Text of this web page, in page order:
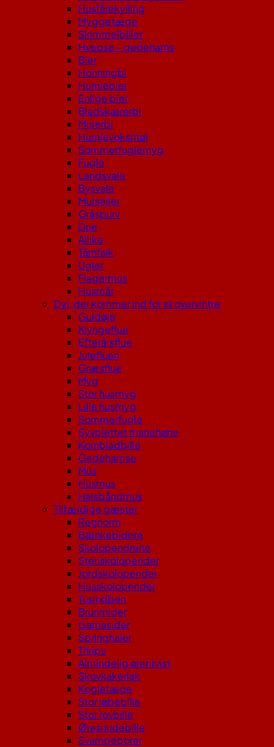
Husfårekylling
Myggetæge
Skimmelbiller
Hvepse – gedehams
Bier
Honningbi
Humlebier
Enlige bier
Bladskærerbi
Murerbi
Humlevoksmøl
Sommerfuglemyg
Fugle
Landsvale
Bysvale
Mursejler
Gråspurv
Due
Allike
Tårnfalk
Ugler
Flagermus
Husmår
Dyr, der kommer ind for at overvintre
Guldøje
Klyngeflue
Efterårsflue
Julefluen
Græsflue
Myg
Stor husmyg
Lille husmyg
Sommerfugle
Syvplettet mariehøne
Kornbladbille
Gedehamse
Mus
Husmus
Halsbåndmus
Tilfældige gæster
Regnorm
Bænkebidere
Skolopendrene
Stenskolopender
Jordskolopender
Husskolopender
Tusindben
Brunmider
Gamasider
Springhaler
Thrips
Almindelig ørentvist
Skovkakerlak
Kogletæge
Stor løbebille
Stor rovbille
Øresnudebille
Svampeborer